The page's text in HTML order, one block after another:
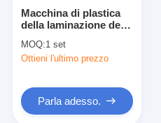
Macchina di plastica
della laminazione della
automatica con il
sistema di
MOQ:1 set
Ottieni l'ultimo prezzo
Parla adesso.